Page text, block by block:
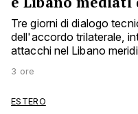
Tre giorni di dialogo
dell'accordo trilaterale,
attacchi nel Libano
3 ore
ESTERO